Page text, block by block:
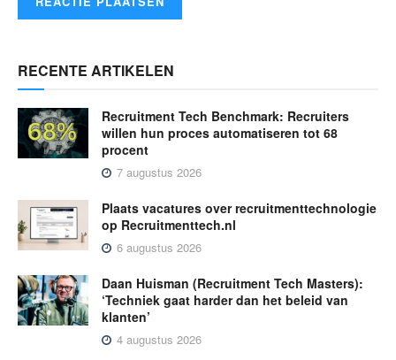
RECENTE ARTIKELEN
Recruitment Tech Benchmark: Recruiters
willen hun proces automatiseren tot 68
procent
7 augustus 2026
Plaats vacatures over recruitmenttechnologie
op Recruitmenttech.nl
6 augustus 2026
Daan Huisman (Recruitment Tech Masters):
‘Techniek gaat harder dan het beleid van
klanten’
4 augustus 2026